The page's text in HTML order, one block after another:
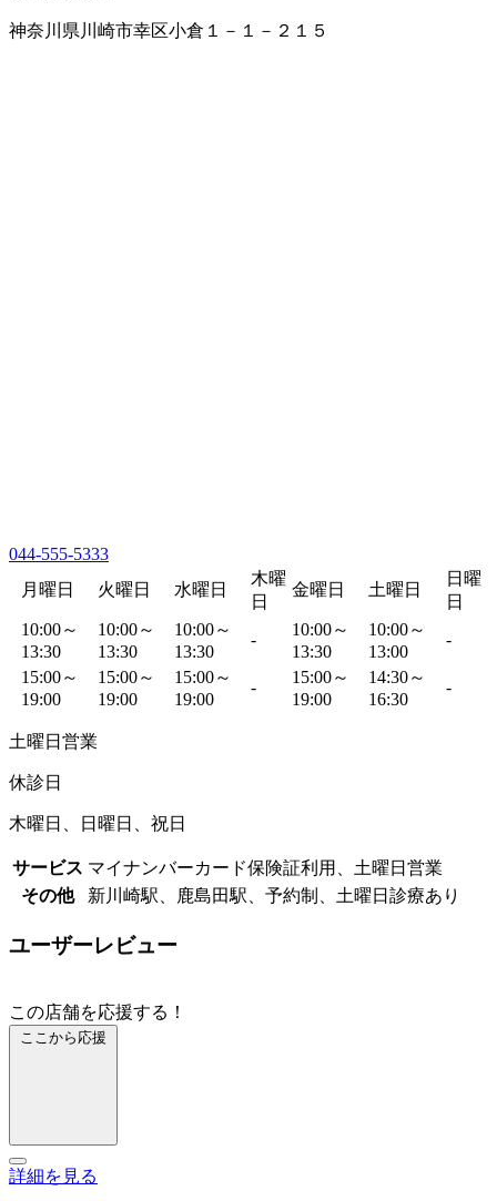
神奈川県川崎市幸区小倉１－１－２１５
044-555-5333
月曜日
火曜日 水曜日
木曜
日
金曜日 土曜日
日曜
日
10:00～
13:30
10:00～
13:30
10:00～
13:30
-
10:00～
13:30
10:00～
13:00
-
15:00～
19:00
15:00～
19:00
15:00～
19:00
-
15:00～
19:00
14:30～
16:30
-
土曜日営業
休診日
木曜日、日曜日、祝日
サービス マイナンバーカード保険証利用、土曜日営業
その他
新川崎駅、鹿島田駅、予約制、土曜日診療あり
ユーザーレビュー
この店舗を応援する！
ここから応援
詳細を見る